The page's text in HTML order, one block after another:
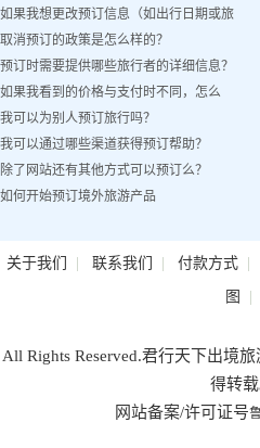
如果我想更改预订信息（如出行日期或旅
客姓名）怎么办？
取消预订的政策是怎么样的？
预订时需要提供哪些旅行者的详细信息？
如果我看到的价格与支付时不同，怎么
办？
我可以为别人预订旅行吗？
我可以通过哪些渠道获得预订帮助？
除了网站还有其他方式可以预订么？
如何开始预订境外旅游产品
关于我们 | 联系我们 | 付款方式|
图 |
All Rights Reserved.君行天下出境
得转载
网站备案/许可证号